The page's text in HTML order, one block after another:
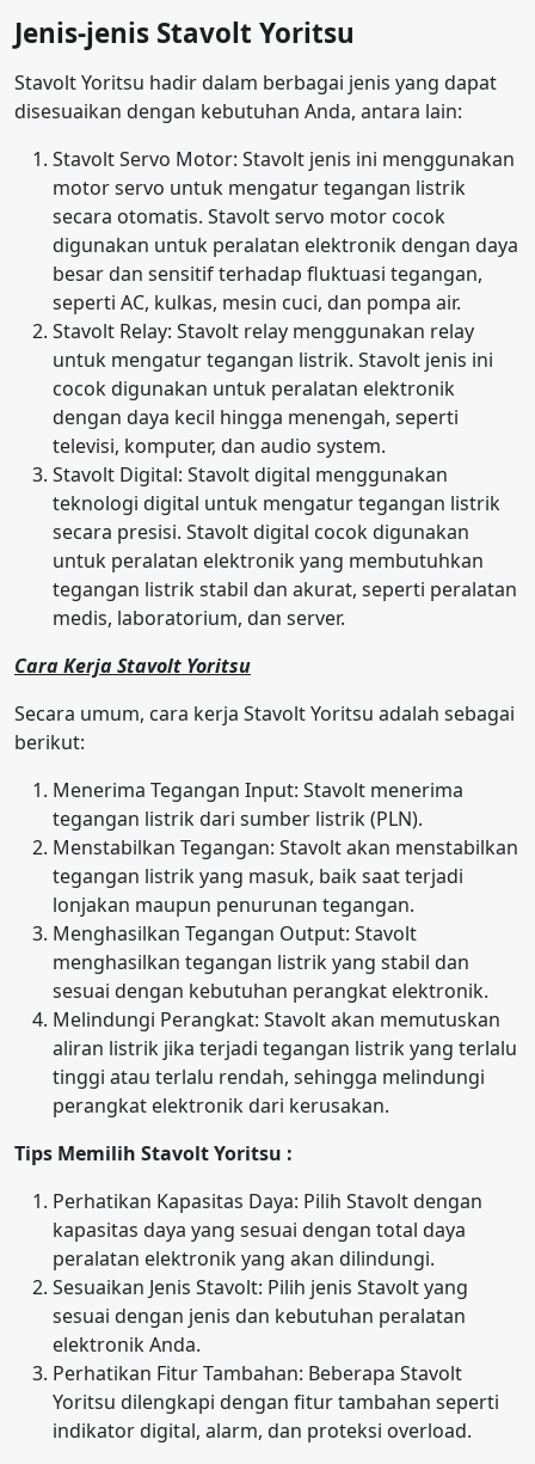
Jenis-jenis Stavolt Yoritsu
Stavolt Yoritsu hadir dalam berbagai jenis yang dapat
disesuaikan dengan kebutuhan Anda, antara lain:
Stavolt Servo Motor: Stavolt jenis ini menggunakan
motor servo untuk mengatur tegangan listrik
secara otomatis. Stavolt servo motor cocok
digunakan untuk peralatan elektronik dengan daya
besar dan sensitif terhadap fluktuasi tegangan,
seperti AC, kulkas, mesin cuci, dan pompa air.
Stavolt Relay: Stavolt relay menggunakan relay
untuk mengatur tegangan listrik. Stavolt jenis ini
cocok digunakan untuk peralatan elektronik
dengan daya kecil hingga menengah, seperti
televisi, komputer, dan audio system.
Stavolt Digital: Stavolt digital menggunakan
teknologi digital untuk mengatur tegangan listrik
secara presisi. Stavolt digital cocok digunakan
untuk peralatan elektronik yang membutuhkan
tegangan listrik stabil dan akurat, seperti peralatan
medis, laboratorium, dan server.
Cara Kerja Stavolt Yoritsu
Secara umum, cara kerja Stavolt Yoritsu adalah sebagai
berikut:
Menerima Tegangan Input: Stavolt menerima
tegangan listrik dari sumber listrik (PLN).
Menstabilkan Tegangan: Stavolt akan menstabilkan
tegangan listrik yang masuk, baik saat terjadi
lonjakan maupun penurunan tegangan.
Menghasilkan Tegangan Output: Stavolt
menghasilkan tegangan listrik yang stabil dan
sesuai dengan kebutuhan perangkat elektronik.
Melindungi Perangkat: Stavolt akan memutuskan
aliran listrik jika terjadi tegangan listrik yang terlalu
tinggi atau terlalu rendah, sehingga melindungi
perangkat elektronik dari kerusakan.
Tips Memilih Stavolt Yoritsu :
Perhatikan Kapasitas Daya: Pilih Stavolt dengan
kapasitas daya yang sesuai dengan total daya
peralatan elektronik yang akan dilindungi.
Sesuaikan Jenis Stavolt: Pilih jenis Stavolt yang
sesuai dengan jenis dan kebutuhan peralatan
elektronik Anda.
Perhatikan Fitur Tambahan: Beberapa Stavolt
Yoritsu dilengkapi dengan fitur tambahan seperti
indikator digital, alarm, dan proteksi overload.